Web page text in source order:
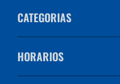
CATEGORIAS
HORARIOS